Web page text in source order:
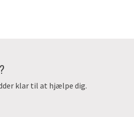
klar til at hjælpe dig.